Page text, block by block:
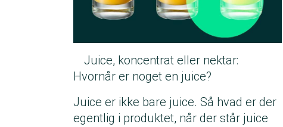
Juice, koncentrat eller nektar:
Hvornår er noget en juice?
Juice er ikke bare juice. Så hvad er der
egentlig i produktet, når der står juice